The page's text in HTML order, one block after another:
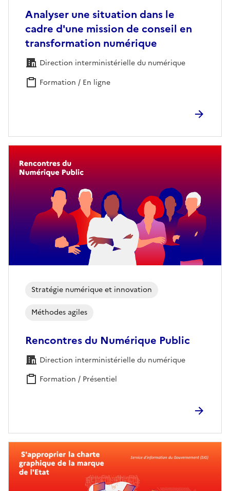
Analyser une situation dans le
cadre d'une mission de conseil en
transformation numérique
Direction interministérielle du numérique
Formation / En ligne
Stratégie numérique et innovation
Méthodes agiles
Rencontres du Numérique Public
Direction interministérielle du numérique
Formation / Présentiel